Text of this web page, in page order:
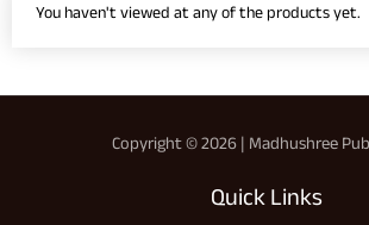
You haven't viewed at any of the products yet.
Copyright © 2026 | Madhushree
Quick Links